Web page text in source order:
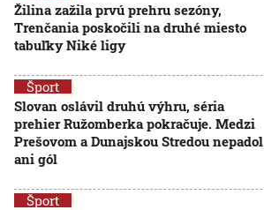
Žilina zažila prvú prehru sezóny,
Trenčania poskočili na druhé miesto
tabuľky Niké ligy
Šport
Slovan oslávil druhú výhru, séria
prehier Ružomberka pokračuje. Medzi
Prešovom a Dunajskou Stredou nepadol
ani gól
Šport